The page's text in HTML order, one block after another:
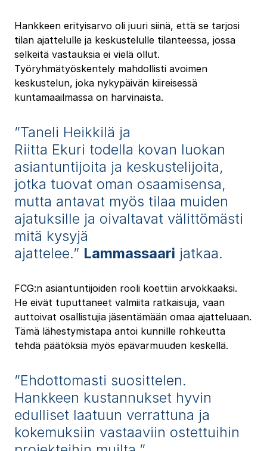
Hankkeen erityisarvo oli juuri siinä, että se tarjosi
tilan ajattelulle ja keskustelulle tilanteessa, jossa
selkeitä vastauksia ei vielä ollut.
Työryhmätyöskentely mahdollisti avoimen
keskustelun, joka nykypäivän kiireisessä
kuntamaailmassa on harvinaista.
”Taneli Heikkilä ja
Riitta Ekuri todella kovan luokan
asiantuntijoita ja keskustelijoita,
jotka tuovat oman osaamisensa,
mutta antavat myös tilaa muiden
ajatuksille ja oivaltavat välittömästi
mitä kysyjä
ajattelee.” Lammassaari jatkaa.
FCG:n asiantuntijoiden rooli koettiin arvokkaaksi.
He eivät tuputtaneet valmiita ratkaisuja, vaan
auttoivat osallistujia jäsentämään omaa ajatteluaan.
Tämä lähestymistapa antoi kunnille rohkeutta
tehdä päätöksiä myös epävarmuuden keskellä.
”Ehdottomasti suosittelen.
Hankkeen kustannukset hyvin
edulliset laatuun verrattuna ja
kokemuksiin vastaaviin ostettuihin